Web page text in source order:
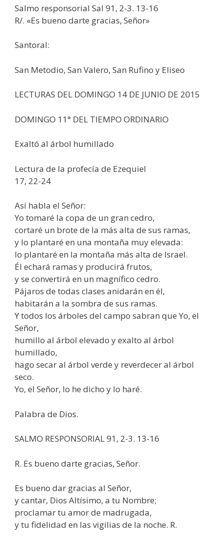
Salmo responsorial Sal 91, 2-3. 13-16
R/. «Es bueno darte gracias, Señor»
Santoral:
San Metodio, San Valero, San Rufino y Eliseo
LECTURAS DEL DOMINGO 14 DE JUNIO DE 2015
DOMINGO 11° DEL TIEMPO ORDINARIO
Exaltó al árbol humillado
Lectura de la profecía de Ezequiel
17, 22-24
Así habla el Señor:
Yo tomaré la copa de un gran cedro,
cortaré un brote de la más alta de sus ramas,
y lo plantaré en una montaña muy elevada:
lo plantaré en la montaña más alta de Israel.
Él echará ramas y producirá frutos,
y se convertirá en un magnífico cedro.
Pájaros de todas clases anidarán en él,
habitarán a la sombra de sus ramas.
Y todos los árboles del campo sabran que Yo, el
Señor,
humillo al árbol elevado y exalto al árbol
humillado,
hago secar al árbol verde y reverdecer al árbol
seco.
Yo, el Señor, lo he dicho y lo haré.
Palabra de Dios.
SALMO RESPONSORIAL 91, 2-3. 13-16
R. Es bueno darte gracias, Señor.
Es bueno dar gracias al Señor,
y cantar, Dios Altísimo, a tu Nombre;
proclamar tu amor de madrugada,
y tu fidelidad en las vigilias de la noche. R.